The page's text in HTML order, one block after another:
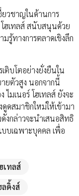
ยวชาญในด้านการ
โฮเทลส์ สนับสนุนด้วย
รู้ทางการตลาดเชิงลึก
ติบโตอย่างยั่งยืนใน
ยตัวสูง นอกจากนี้
ไมเนอร์ โฮเทลส์ ยังจะ
ดสมาชิกใหม่ให้เข้ามา
งกล่าวจะนำเสนอสิทธิ
บเฉพาะบุคคล เพื่อ
เทลส์
ลดิ้งส์